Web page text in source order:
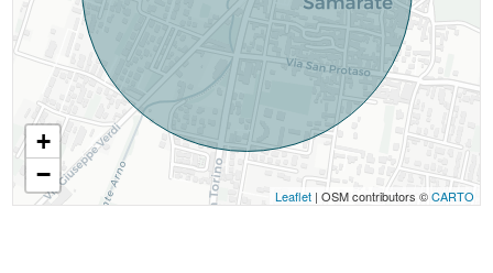
+
−
Leaflet| OSM contributors ©CARTO